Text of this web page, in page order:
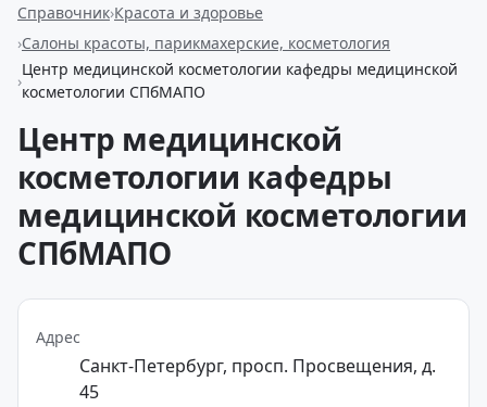
Справочник Красота и здоровье
Салоны красоты, парикмахерские, косметология
Центр медицинской косметологии кафедры медицинской
косметологии СПбМАПО
Центр медицинской
косметологии кафедры
медицинской косметологии
СПбМАПО
Адрес
Санкт-Петербург, просп. Просвещения, д.
45